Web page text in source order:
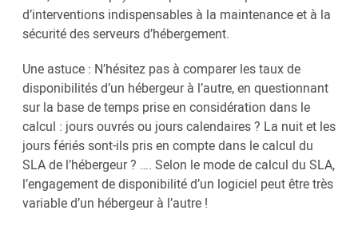
d’interventions indispensables à la maintenance et à la
sécurité des serveurs d’hébergement.
Une astuce : N’hésitez pas à comparer les taux de
disponibilités d’un hébergeur à l’autre, en questionnant
sur la base de temps prise en considération dans le
calcul : jours ouvrés ou jours calendaires ? La nuit et les
jours fériés sont-ils pris en compte dans le calcul du
SLA de l’hébergeur ? …. Selon le mode de calcul du SLA,
l’engagement de disponibilité d’un logiciel peut être très
variable d’un hébergeur à l’autre !